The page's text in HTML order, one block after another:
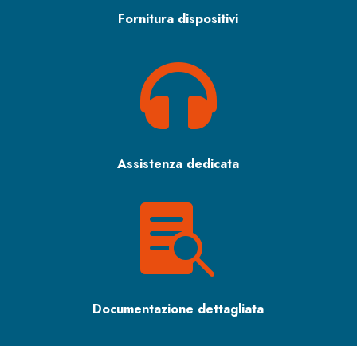
Fornitura dispositivi

Assistenza dedicata

Documentazione dettagliata